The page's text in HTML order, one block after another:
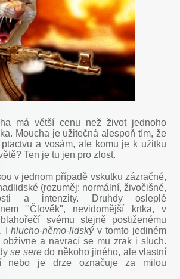
má větší cenu než život jednoho
Moucha je užitečná alespoň tím, že
a vosám, ale komu je k užitku
Ten je tu jen pro zlost.
v jednom případě vskutku zázračné,
(rozuměj: normální, živočišné,
a intenzity. Druhdy osleplé
"Člověk", nevidomější krtka, v
svému stejně postiženému
Ihlucho-němo-lidskýv tomto jediném
obživne a navrací se mu zrak i sluch.
se seredo někoho jiného, ale vlastní
nebo je drze označuje za milou